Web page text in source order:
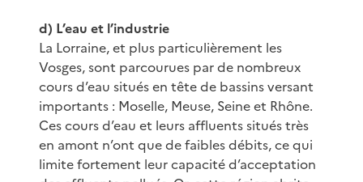
d) L’eau et l’industrie
La Lorraine, et plus particulièrement les
Vosges, sont parcourues par de nombreux
cours d’eau situés en tête de bassins versant
importants : Moselle, Meuse, Seine et Rhône.
Ces cours d’eau et leurs affluents situés très
en amont n’ont que de faibles débits, ce qui
limite fortement leur capacité d’acceptation